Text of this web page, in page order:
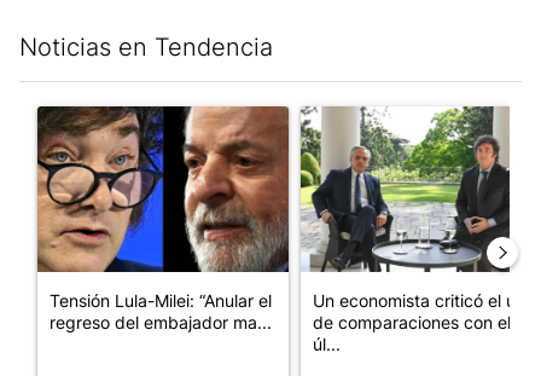
Noticias en Tendencia
Un artículo de tendencia con el título "Tensión Lula-Milei:
Tensión Lula-Milei: “Anular el
regreso del embajador ma...
Un artículo de tendencia con
Un economista criticó el uso
de comparaciones con el
úl...